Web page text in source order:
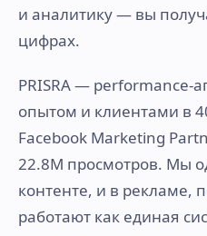
и аналитику — вы
цифрах.
PRISRA — performance-
опытом и клиентами в
Facebook Marketing
22.8M просмотров. Мы
контенте, и в рекламе,
работают как единая